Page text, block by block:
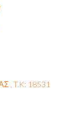
, T.K: 18531